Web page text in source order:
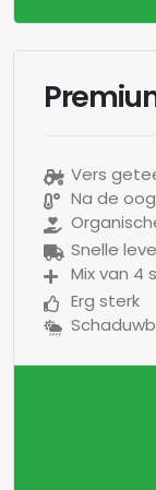
Vers
Na de
Snelle
Mix van 4
Erg sterk